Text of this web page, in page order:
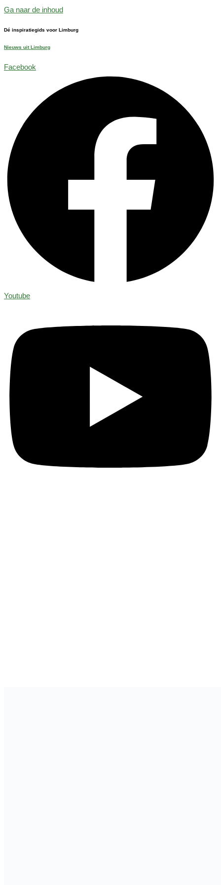
Ga naar de inhoud
Dé inspiratiegids voor Limburg
Nieuws uit Limburg
Facebook
Youtube